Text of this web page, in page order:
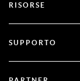
Autenticazione a
Settore Finanziario
RISORSE
Blog
SUPPORTO